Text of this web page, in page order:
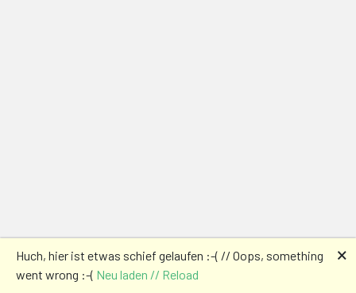
Huch, hier ist etwas schief gelaufen :-( // Oops, something
went wrong :-( Neu laden // Reload
🗙